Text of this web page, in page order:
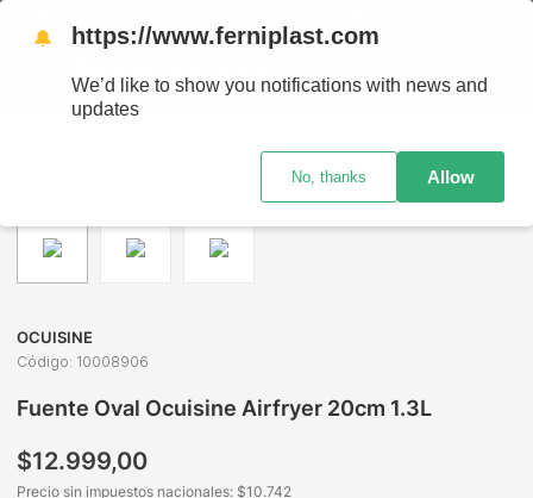
OCUISINE
Código: 10008906
Fuente Oval Ocuisine Airfryer 20cm 1.3L
$12.999,00
Precio sin impuestos nacionales: $10.742
🔔 https://www.ferniplast.com
We’d like to show you notifications with news and
updates
No, thanks Allow